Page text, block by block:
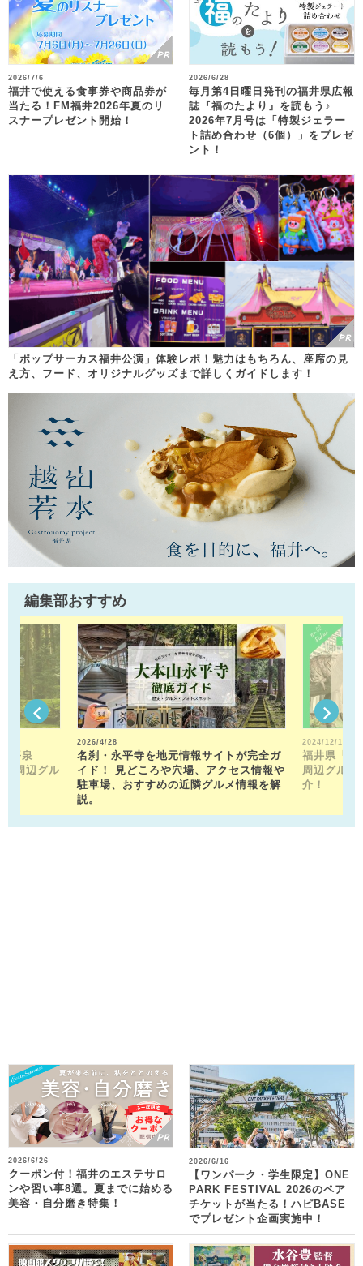
2026/7/6
福井で使える食事券や商品券が
当たる！FM福井2026年夏のリ
スナープレゼント開始！
2026/6/28
毎月第4日曜日発刊の福井県広報
誌『福のたより』を読もう♪
2026年7月号は「特製ジェラー
ト詰め合わせ（6個）」をプレゼ
ント！
「ポップサーカス福井公演」体験レポ！魅力はもちろん、座席の見
え方、フード、オリジナルグッズまで詳しくガイドします！
編集部おすすめ
平泉
周辺グル
2026/4/28
名刹・永平寺を地元情報サイトが完全ガ
イド！ 見どころや穴場、アクセス情報や
駐車場、おすすめの近隣グルメ情報を解
説。
2024/12/13
福井県「福
周辺グルメ
介！
2026/6/26
クーポン付！福井のエステサロ
ンや習い事8選。夏までに始める
美容・自分磨き特集！
2026/6/16
【ワンパーク・学生限定】ONE
PARK FESTIVAL 2026のペア
チケットが当たる！ハピBASE
でプレゼント企画実施中！